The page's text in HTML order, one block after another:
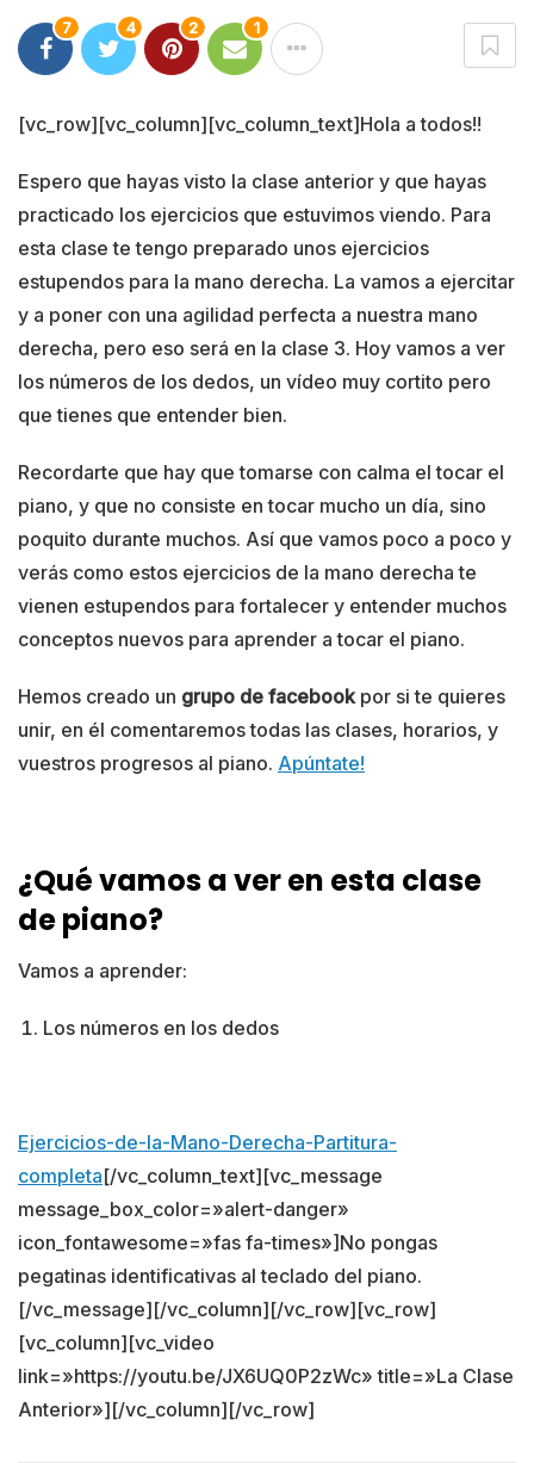
7 4 2 1
[vc_row][vc_column][vc_column_text]Hola a todos!!
Espero que hayas visto la clase anterior y que hayas
practicado los ejercicios que estuvimos viendo. Para
esta clase te tengo preparado unos ejercicios
estupendos para la mano derecha. La vamos a ejercitar
y a poner con una agilidad perfecta a nuestra mano
derecha, pero eso será en la clase 3. Hoy vamos a ver
los números de los dedos, un vídeo muy cortito pero
que tienes que entender bien.
Recordarte que hay que tomarse con calma el tocar el
piano, y que no consiste en tocar mucho un día, sino
poquito durante muchos. Así que vamos poco a poco y
verás como estos ejercicios de la mano derecha te
vienen estupendos para fortalecer y entender muchos
conceptos nuevos para aprender a tocar el piano.
Hemos creado un grupo de facebookpor si te quieres
unir, en él comentaremos todas las clases, horarios, y
vuestros progresos al piano. Apúntate!
¿Qué vamos a ver en esta clase
de piano?
Vamos a aprender:
Los números en los dedos
Ejercicios-de-la-Mano-Derecha-Partitura-
completa[/vc_column_text][vc_message
message_box_color=»alert-danger»
icon_fontawesome=»fas fa-times»]No pongas
pegatinas identificativas al teclado del piano.
[/vc_message][/vc_column][/vc_row][vc_row]
[vc_column][vc_video
link=»https://youtu.be/JX6UQ0P2zWc» title=»La Clase
Anterior»][/vc_column][/vc_row]